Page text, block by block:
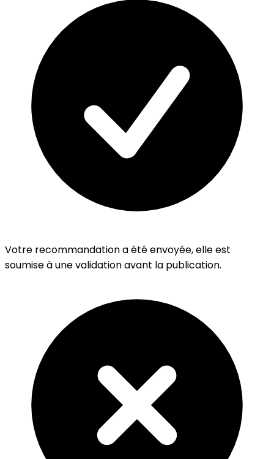
Votre recommandation a été envoyée, elle est
soumise à une validation avant la publication.